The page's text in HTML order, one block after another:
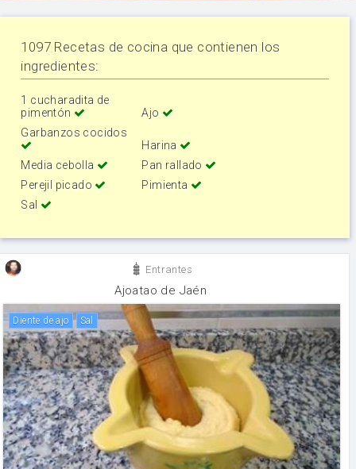
1097 Recetas de cocina que contienen los
ingredientes:
1 cucharadita de
pimentón
Ajo
Garbanzos cocidos
Harina
Media cebolla
Pan rallado
Perejil picado
Pimienta
Sal
Entrantes
Ajoatao de Jaén
Diente de ajo sal